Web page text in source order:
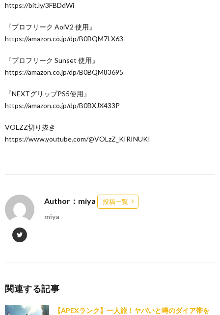
https://bit.ly/3FBDdWi
『プロフリーク AoiV2 使用』
https://amazon.co.jp/dp/B0BQM7LX63
『プロフリーク Sunset 使用』
https://amazon.co.jp/dp/B0BQM83695
『NEXTグリップPS5使用』
https://amazon.co.jp/dp/B0BXJX433P
VOLZZ切り抜き
https://www.youtube.com/@VOLzZ_KIRINUKI
Author：miya 投稿一覧
miya
関連する記事
【APEXランク】一人旅！ヤバいと噂のダイア帯を